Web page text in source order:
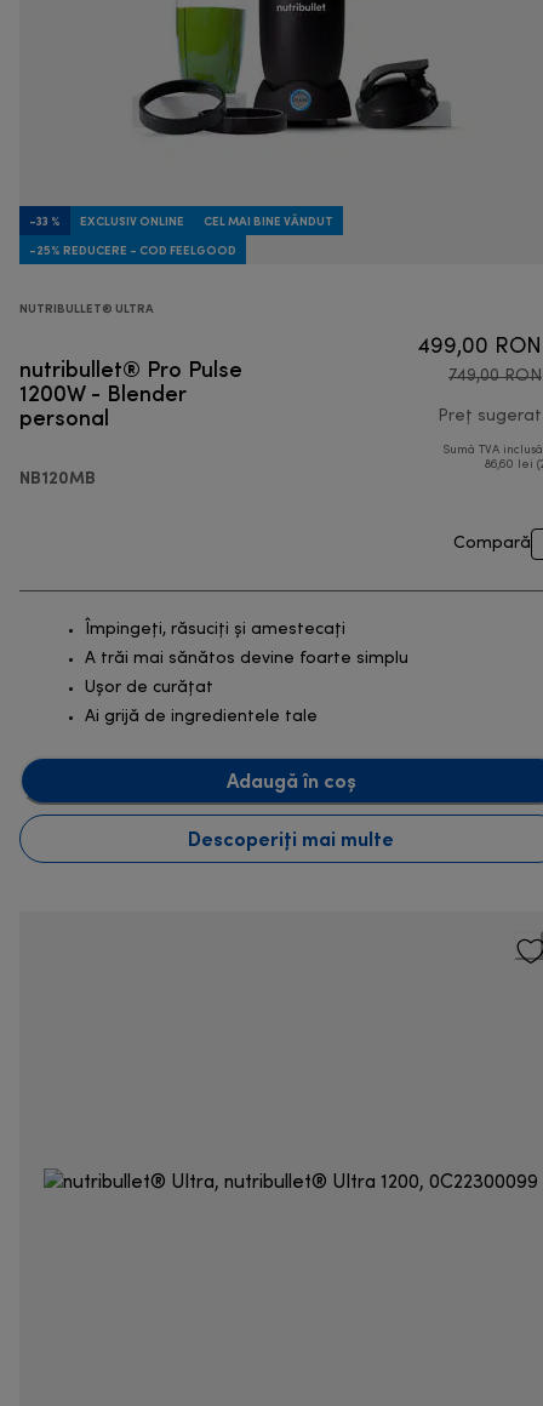
-33 % EXCLUSIV ONLINE
CEL MAI BINE VÂNDUT
-25% REDUCERE - COD FEELGOOD
NUTRIBULLET® ULTRA
nutribullet® Pro Pulse
1200W - Blender
personal
NB120MB
499,00 RON
749,00 RON
Preț sugerat
Sumă TVA
86,60 lei
Compară
Împingeți, răsuciți și amestecați
A trăi mai sănătos devine foarte simplu
Ușor de curățat
Ai grijă de ingredientele tale
Adaugă în coș
Descoperiți mai multe